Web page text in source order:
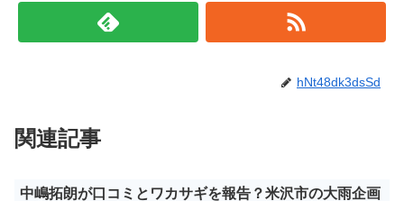
hNt48dk3dsSd
関連記事
中嶋拓朗が口コミとワカサギを報告？米沢市の大雨企画